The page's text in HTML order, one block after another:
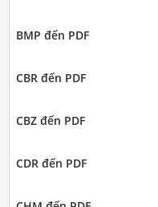
BMP đến PDF
CBR đến PDF
CBZ đến PDF
CDR đến PDF